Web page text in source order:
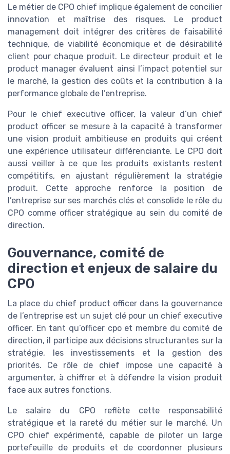
Le métier de CPO chief implique également de concilier
innovation et maîtrise des risques. Le product
management doit intégrer des critères de faisabilité
technique, de viabilité économique et de désirabilité
client pour chaque produit. Le directeur produit et le
product manager évaluent ainsi l’impact potentiel sur
le marché, la gestion des coûts et la contribution à la
performance globale de l’entreprise.
Pour le chief executive officer, la valeur d’un chief
product officer se mesure à la capacité à transformer
une vision produit ambitieuse en produits qui créent
une expérience utilisateur différenciante. Le CPO doit
aussi veiller à ce que les produits existants restent
compétitifs, en ajustant régulièrement la stratégie
produit. Cette approche renforce la position de
l’entreprise sur ses marchés clés et consolide le rôle du
CPO comme officer stratégique au sein du comité de
direction.
Gouvernance, comité de
direction et enjeux de salaire du
CPO
La place du chief product officer dans la gouvernance
de l’entreprise est un sujet clé pour un chief executive
officer. En tant qu’officer cpo et membre du comité de
direction, il participe aux décisions structurantes sur la
stratégie, les investissements et la gestion des
priorités. Ce rôle de chief impose une capacité à
argumenter, à chiffrer et à défendre la vision produit
face aux autres fonctions.
Le salaire du CPO reflète cette responsabilité
stratégique et la rareté du métier sur le marché. Un
CPO chief expérimenté, capable de piloter un large
portefeuille de produits et de coordonner plusieurs